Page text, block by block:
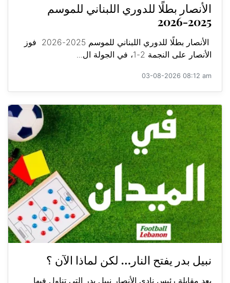
الأنصار بطلًا للدوري اللبناني للموسم
2025-2026
الأنصار بطلًا للدوري اللبناني للموسم 2025-2026 فوز
الأنصار على النجمة 2-1، في الجولة ال...
03-08-2026 08:12 am
نبيل بدر يفتح النار… لكن لماذا الآن ؟
بعد مقابلة رئيس نادي الأنصار نبيل بدر التي تناول فيها